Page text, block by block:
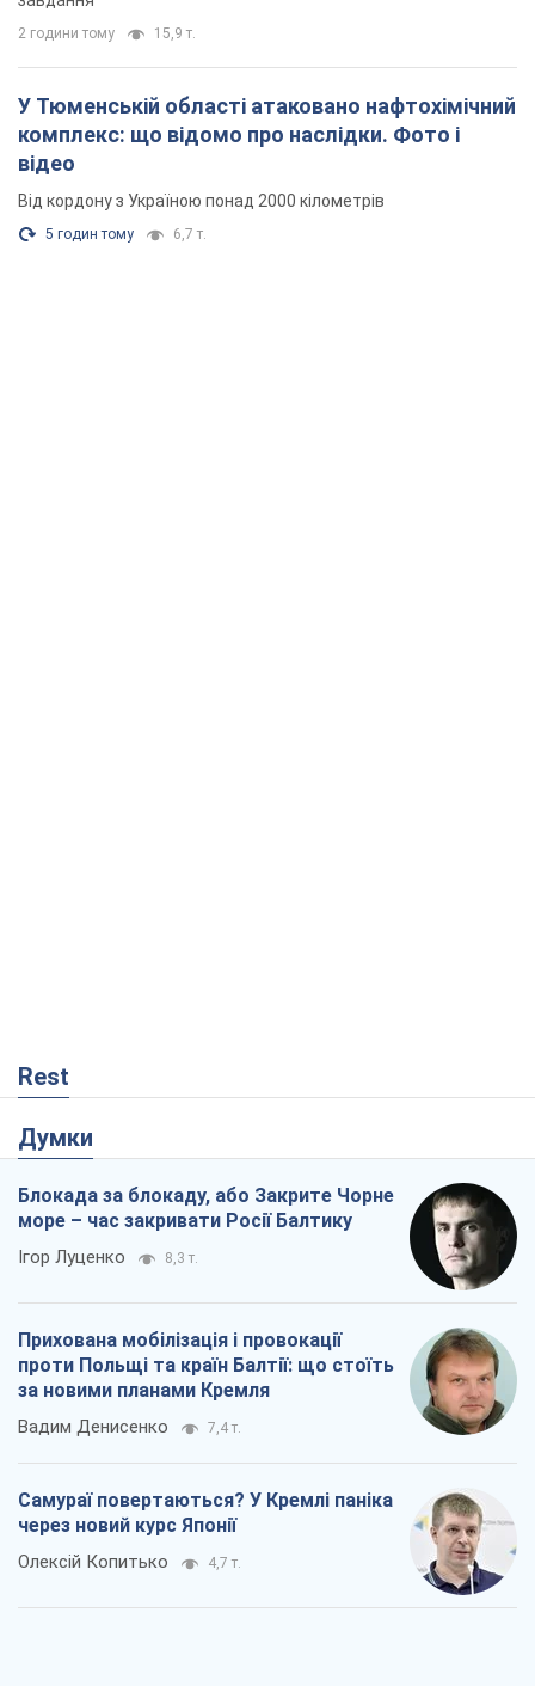
2 години тому 15,9 т.
У Тюменській області атаковано нафтохімічний
комплекс: що відомо про наслідки. Фото і
відео
Від кордону з Україною понад 2000 кілометрів
5 годин тому 6,7 т.
Rest
Думки
Блокада за блокаду, або Закрите Чорне
море – час закривати Росії Балтику
Ігор Луценко 8,3 т.
Прихована мобілізація і провокації
проти Польщі та країн Балтії: що стоїть
за новими планами Кремля
Вадим Денисенко 7,4 т.
Самураї повертаються? У Кремлі паніка
через новий курс Японії
Олексій Копитько 4,7 т.